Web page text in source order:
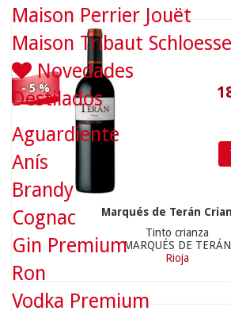
- 5 %
Marqués de Terán
Tinto crianza
MARQUÉS DE TERÁN
Rioja
9.4
Maison Perrier Jouët
Maison Tribaut
Novedades
Destilados
Aguardiente
Anís
Brandy
Cognac
Gin Premium
Ron
Vodka Premium